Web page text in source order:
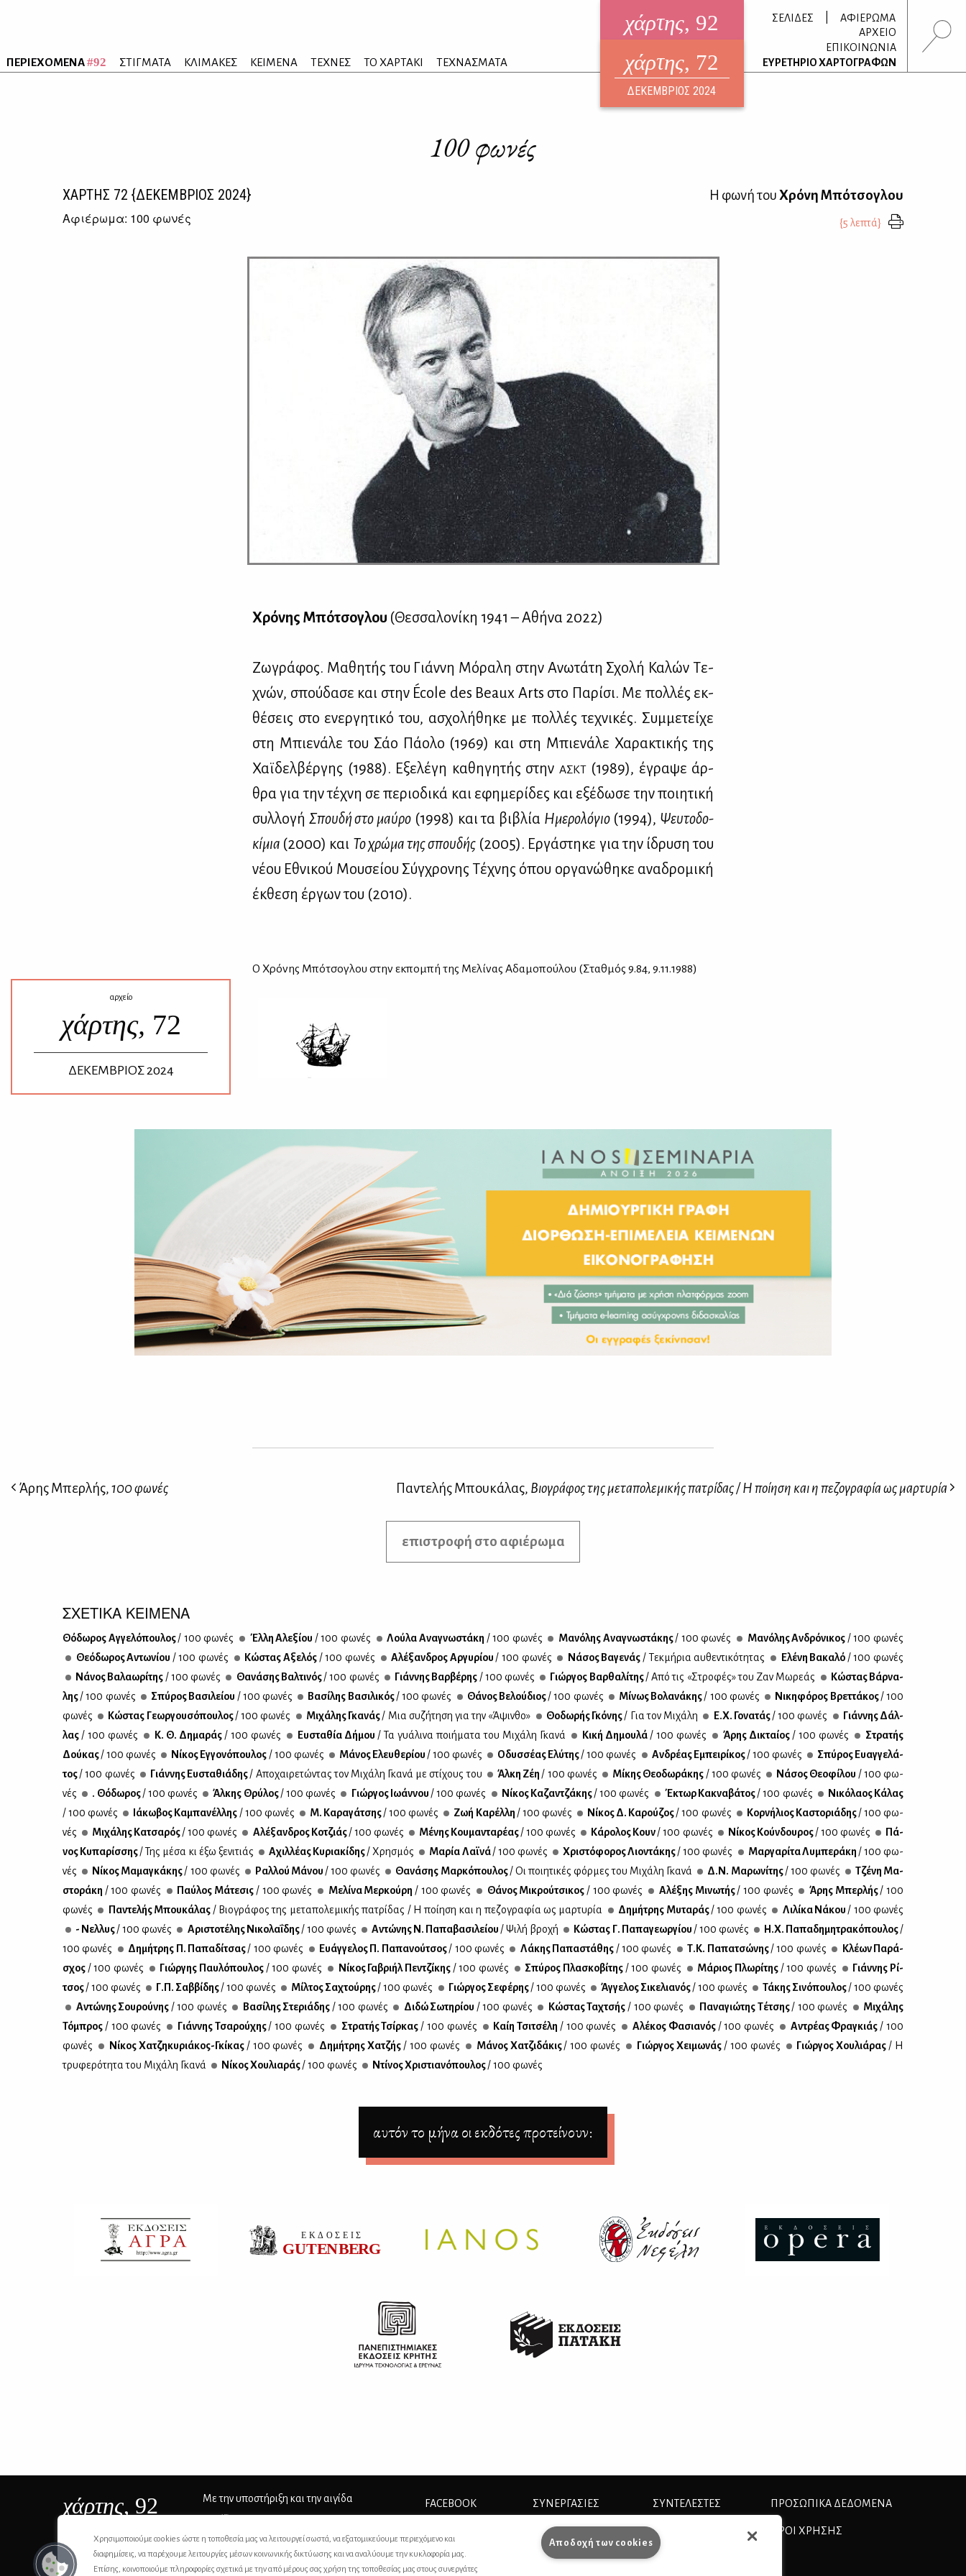
ΠΕΡΙΕΧΟΜΕΝΑ#92 ΣΤΙΓΜΑΤΑ ΚΛΙΜΑΚΕΣ ΚΕΙΜΕΝΑ ΤΕΧΝΕΣ ΤΟ ΧΑΡΤΑΚΙ ΤΕΧΝΑΣΜΑΤΑ
χάρτης, 92
ηλεκτρονικό περιοδικό
ΑΥΓΟΥΣΤΟΣ 2026
χάρτης, 72
ΔΕΚΕΜΒΡΙΟΣ 2024
ΣΕΛΙΔΕΣ
ΑΦΙΕΡΩΜΑ
ΑΡΧΕΙΟ
ΕΠΙΚΟΙΝΩΝΙΑ
ΕΥΡΕΤΗΡΙΟ ΧΑΡΤΟΓΡΑΦΩΝ
100 φωνές
ΧΑΡΤΗΣ 72 {ΔΕΚΕΜΒΡΙΟΣ 2024}
Αφιέρωμα: 100 φωνές
Η φωνή τουΧρόνη Μπότσογλου
{5 λεπτά}
αρχείο
χάρτης, 72
ΔΕΚΕΜΒΡΙΟΣ 2024
Χρό­νης Μπό­τσο­γλου (Θεσ­σα­λο­νί­κη 1941 – Αθή­να 2022)
Ζω­γρά­φος. Μα­θη­τής του Γιάν­νη Μό­ρα­λη στην Ανω­τά­τη Σχο­λή Κα­λών Τε­
χνών, σπού­δα­σε και στην École des Beaux Arts στο Πα­ρί­σι. Με πολ­λές εκ­
θέ­σεις στο ενερ­γη­τι­κό του, ασχο­λή­θη­κε με πολ­λές τε­χνι­κές. Συμ­με­τεί­χε
στη Μπιε­νά­λε του Σάο Πά­ο­λο (1969) και στη Μπιε­νά­λε Χα­ρα­κτι­κής της
Χαϊ­δελ­βέρ­γης (1988). Εξε­λέ­γη κα­θη­γη­τής στην ΑΣΚΤ(1989), έγρα­ψε άρ­
θρα για την τέ­χνη σε πε­ριο­δι­κά και εφη­με­ρί­δες και εξέ­δω­σε την ποι­η­τι­κή
συλ­λο­γή Σπου­δή στο μαύ­ρο (1998) και τα βι­βλία Ημε­ρο­λό­γιο(1994), Ψευ­το­δο­
κί­μια (2000) και Το χρώ­μα της σπου­δής (2005). Ερ­γά­στη­κε για την ίδρυ­ση του
νέ­ου Εθνι­κού Μου­σεί­ου Σύγ­χρο­νης Τέ­χνης όπου ορ­γα­νώ­θη­κε ανα­δρο­μι­κή
έκ­θε­ση έρ­γων του (2010).
Ο Χρό­νης Μπό­τσο­γλου στην εκ­πο­μπή της Με­λί­νας Αδα­μο­πού­λου (Σταθ­μός 9.84, 9.11.1988)
Άρης Μπερλής,100 φωνές Παντελής Μπουκάλας, Βιογράφος της μεταπολεμικής πατρίδας / Η ποίηση και η πεζογραφία ως μαρτυρία
επιστροφή στο αφιέρωμα
ΣΧΕΤΙΚΑ ΚΕΙΜΕΝΑ
Θό­δω­ρος Αγ­γε­λό­που­λος/ 100 φω­νές Έλ­λη Αλε­ξί­ου / 100 φω­νές Λού­λα Ανα­γνω­στά­κη / 100 φω­νές Μα­νό­λης Ανα­γνω­στά­κης/ 100 φω­νές Μα­νό­λης Αν­δρό­νι­κος / 100 φω­νές
Θε­ό­δω­ρος Αντω­νί­ου / 100 φω­νές Κώ­στας Αξε­λός / 100 φω­νές Αλέ­ξαν­δρος Αρ­γυ­ρί­ου / 100 φω­νές Νά­σος Βα­γε­νάς / Τεκ­μή­ρια αυ­θε­ντι­κό­τη­τας Ελέ­νη Βα­κα­λό / 100 φω­νές
Νά­νος Βα­λα­ω­ρί­της / 100 φω­νές Θα­νά­σης Βαλ­τι­νός/ 100 φω­νές Γιάν­νης Βαρ­βέ­ρης / 100 φω­νές Γιώρ­γος Βαρ­θα­λί­της/ Από τις «Στρο­φές» του Ζαν Μω­ρε­άς
Κώ­στας Βάρ­να­
λης/ 100 φω­νές Σπύ­ρος Βα­σι­λεί­ου / 100 φω­νές Βα­σί­λης Βα­σι­λι­κός/ 100 φω­νές Θά­νος Βε­λού­διος/ 100 φω­νές Μί­νως Βο­λα­νά­κης/ 100 φω­νές Νι­κη­φό­ρος Βρετ­τά­κος/ 100
φω­νές
Κώ­στας Γε­ωρ­γου­σό­που­λος/ 100 φω­νές Μι­χά­λης Γκα­νάς/ Μια συ­ζή­τη­ση για την «Άψιν­θο» Θο­δω­ρής Γκό­νης/ Για τον Μι­χά­λη Ε.Χ. Γο­να­τάς/ 100 φω­νές
Γιάν­νης Δάλ­
λας / 100 φω­νές Κ. Θ. Δη­μα­ράς / 100 φω­νές Ευ­στα­θία Δή­μου / Τα γυά­λι­να ποι­ή­μα­τα του Μι­χά­λη Γκα­νά Κι­κή Δη­μου­λά / 100 φω­νές Άρης Δι­κταί­ος / 100 φω­νές
Στρα­τής
Δού­κας/ 100 φω­νές Νί­κος Εγ­γο­νό­που­λος / 100 φω­νές Μά­νος Ελευ­θε­ρί­ου / 100 φω­νές Οδυσ­σέ­ας Ελύ­της/ 100 φω­νές Αν­δρέ­ας Εμπει­ρί­κος/ 100 φω­νές
Σπύ­ρος Ευαγ­γε­λά­
τος/ 100 φω­νές Γιάν­νης Ευ­στα­θιά­δης/ Απο­χαι­ρε­τώ­ντας τον Μι­χά­λη Γκα­νά με στί­χους του Άλ­κη Ζέη / 100 φω­νές Μί­κης Θε­ο­δω­ρά­κης / 100 φω­νές Νά­σος Θε­ο­φί­λου / 100 φω­
νές
. Θό­δω­ρος/ 100 φω­νές Άλ­κης Θρύ­λος/ 100 φω­νές Γιώρ­γος Ιω­άν­νου / 100 φω­νές Νί­κος Κα­ζαν­τζά­κης/ 100 φω­νές Έκτωρ Κα­κνα­βά­τος/ 100 φω­νές
Νι­κό­λα­ος Κά­λας
/ 100 φω­νές
Ιά­κω­βος Κα­μπα­νέλ­λης / 100 φω­νές Μ. Κα­ρα­γά­τσης/ 100 φω­νές Ζωή Κα­ρέλ­λη / 100 φω­νές Νί­κος Δ. Κα­ρού­ζος/ 100 φω­νές Κορ­νή­λιος Κα­στο­ριά­δης/ 100 φω­
νές
Μι­χά­λης Κα­τσα­ρός/ 100 φω­νές Αλέ­ξαν­δρος Κο­τζιάς/ 100 φω­νές Μέ­νης Κου­μα­ντα­ρέ­ας/ 100 φω­νές Κά­ρο­λος Κουν/ 100 φω­νές Νί­κος Κούν­δου­ρος/ 100 φω­νές
Πά­
νος Κυ­πα­ρίσ­σης/ Της μέ­σα κι έξω ξε­νι­τιάς Αχιλ­λέ­ας Κυ­ρια­κί­δης/ Χρη­σμός Μα­ρία Λαϊ­νά/ 100 φω­νές Χρι­στό­φο­ρος Λιο­ντά­κης/ 100 φω­νές Μαρ­γα­ρί­τα Λυ­μπε­ρά­κη / 100 φω­
νές
Νί­κος Μα­μα­γκά­κης/ 100 φω­νές Ραλ­λού Μά­νου / 100 φω­νές Θα­νά­σης Μαρ­κό­που­λος/ Οι ποι­η­τι­κές φόρ­μες του Μι­χά­λη Γκα­νά Δ.Ν. Μα­ρω­νί­της/ 100 φω­νές
Τζέ­νη Μα­
στο­ρά­κη / 100 φω­νές Παύ­λος Μά­τε­σις / 100 φω­νές Με­λί­να Μερ­κού­ρη / 100 φω­νές Θά­νος Μι­κρού­τσι­κος / 100 φω­νές Αλέ­ξης Μι­νω­τής/ 100 φω­νές Άρης Μπερ­λής/ 100
φω­νές
Πα­ντε­λής Μπου­κά­λας / Βιο­γρά­φος της με­τα­πο­λε­μι­κής πα­τρί­δας / Η ποί­η­ση και η πε­ζο­γρα­φία ως μαρ­τυ­ρία Δη­μή­τρης Μυ­τα­ράς/ 100 φω­νές Λι­λί­κα Νά­κου / 100 φω­νές
- Νελ­λυς/ 100 φω­νές Αρι­στο­τέ­λης Νι­κο­λα­ΐ­δης/ 100 φω­νές Αντώ­νης Ν. Πα­πα­βα­σι­λεί­ου / Ψι­λή βρο­χή Κώ­στας Γ. Πα­πα­γε­ωρ­γί­ου / 100 φω­νές Η.Χ. Πα­πα­δη­μη­τρα­κό­που­λος/
100 φω­νές
Δη­μή­τρης Π. Πα­πα­δί­τσας/ 100 φω­νές Ευάγ­γε­λος Π. Πα­πα­νού­τσος/ 100 φω­νές Λά­κης Πα­πα­στά­θης / 100 φω­νές Τ.Κ. Πα­πα­τσώ­νης/ 100 φω­νές
Κλέ­ων Πα­ρά­
σχος / 100 φω­νές Γιώρ­γης Παυ­λό­που­λος / 100 φω­νές Νί­κος Γα­βρι­ήλ Πεν­τζί­κης / 100 φω­νές Σπύ­ρος Πλα­σκο­βί­της / 100 φω­νές Μά­ριος Πλω­ρί­της / 100 φω­νές
Γιάν­νης Ρί­
τσος/ 100 φω­νές Γ.Π. Σαβ­βί­δης/ 100 φω­νές Μίλ­τος Σα­χτού­ρης/ 100 φω­νές Γιώρ­γος Σε­φέ­ρης/ 100 φω­νές Άγ­γε­λος Σι­κε­λια­νός/ 100 φω­νές Τά­κης Σι­νό­που­λος/ 100 φω­νές
Αντώ­νης Σου­ρού­νης / 100 φω­νές Βα­σί­λης Στε­ριά­δης / 100 φω­νές Δι­δώ Σω­τη­ρί­ου / 100 φω­νές Κώ­στας Τα­χτσής / 100 φω­νές Πα­να­γιώ­της Τέ­τσης/ 100 φω­νές
Μι­χά­λης
Τό­μπρος / 100 φω­νές Γιάν­νης Τσα­ρού­χης/ 100 φω­νές Στρα­τής Τσίρ­κας / 100 φω­νές Καίη Τσι­τσέ­λη / 100 φω­νές Αλέ­κος Φα­σια­νός / 100 φω­νές Αντρέ­ας Φρα­γκιάς / 100
φω­νές
Νί­κος Χα­τζη­κυ­ριά­κος-Γκί­κας / 100 φω­νές Δη­μή­τρης Χα­τζής / 100 φω­νές Μά­νος Χα­τζι­δά­κις/ 100 φω­νές Γιώρ­γος Χει­μω­νάς / 100 φω­νές Γιώρ­γος Χου­λιά­ρας / Η
τρυ­φε­ρό­τη­τα του Μι­χά­λη Γκα­νά
Νί­κος Χου­λια­ράς/ 100 φω­νές Ντί­νος Χρι­στια­νό­που­λος/ 100 φω­νές
αυτόν το μήνα οι εκδότες προτείνουν:
χάρτης, 92
ΙSSN 2732-8279
Με την υποστήριξη και την αιγίδα FACEBOOK ΣΥΝΕΡΓΑΣΊΕΣ
ΔΙΑΦΗΜΙΣΗ
ΕΠΙΚΟΙΝΩΝΙΑ
ΣΥΝΤΕΛΕΣΤΕΣ
ΤΑΥΤΟΤΗΤΑ
ΠΡΟΣΩΠΙΚΆ ΔΕΔΟΜΈΝΑ
ΟΡΟΙ ΧΡΗΣΗΣ
Χρησιμοποιούμε cookies ώστε η τοποθεσία μας να λειτουργεί σωστά, να εξατομικεύουμε περιεχόμενο και
διαφημίσεις, να παρέχουμε λειτουργίες μέσων κοινωνικής δικτύωσης και να αναλύουμε την κυκλοφορία μας.
Επίσης, κοινοποιούμε πληροφορίες σχετικά με την από μέρους σας χρήση της τοποθεσίας μας στους συνεργάτες
Αποδοχή των cookies